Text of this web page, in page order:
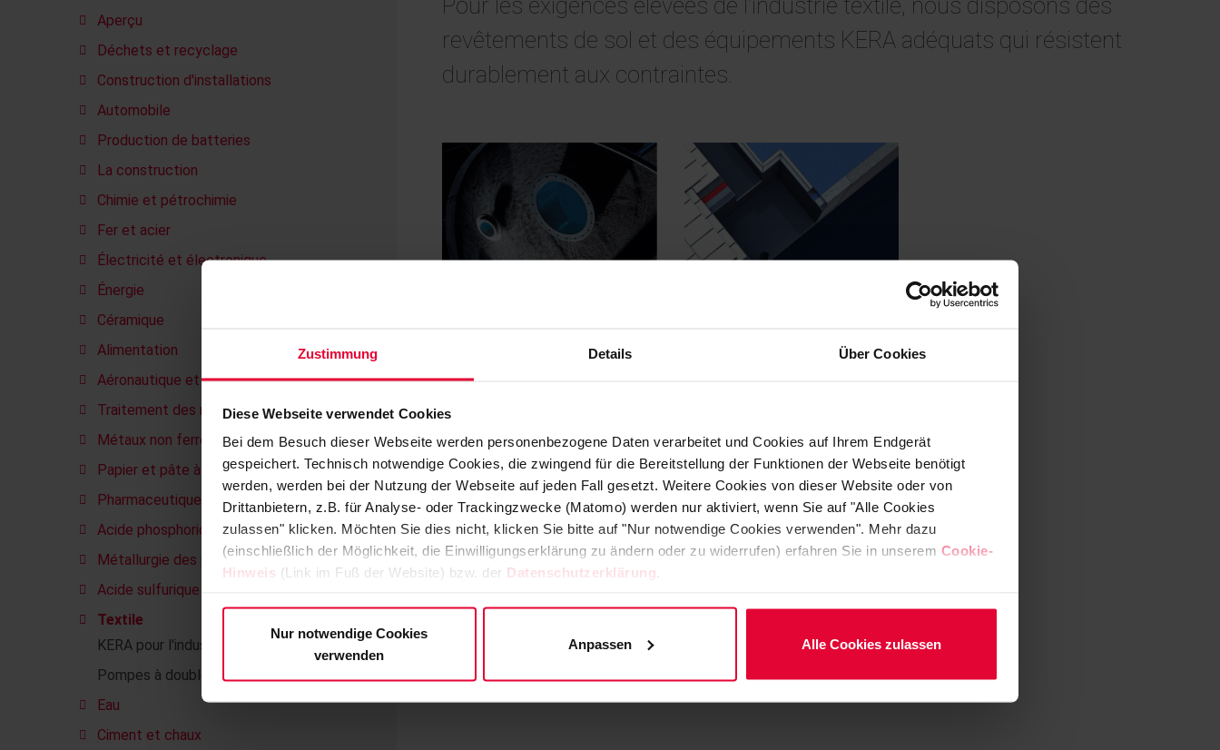
Zustimmung Details Über Cookies
Diese Webseite verwendet Cookies
Bei dem Besuch dieser Webseite werden personenbezogene Daten verarbeitet und Cookies auf Ihrem Endgerät
gespeichert. Technisch notwendige Cookies, die zwingend für die Bereitstellung der Funktionen der Webseite benötigt
werden, werden bei der Nutzung der Webseite auf jeden Fall gesetzt. Weitere Cookies von dieser Website oder von
Drittanbietern, z.B. für Analyse- oder Trackingzwecke (Matomo) werden nur aktiviert, wenn Sie auf "Alle Cookies
zulassen" klicken. Möchten Sie dies nicht, klicken Sie bitte auf "Nur notwendige Cookies verwenden". Mehr dazu
(einschließlich der Möglichkeit, die Einwilligungserklärung zu ändern oder zu widerrufen) erfahren Sie in unserem Cookie-
Hinweis (Link im Fuß der Website) bzw. der Datenschutzerklärung
Nur notwendige Cookies
verwenden
Anpassen Alle Cookies zulassen
Aperçu
Déchets et recyclage
Construction d'installations
Automobile
Production de batteries
La construction
Chimie et pétrochimie
Fer et acier
Électricité et électronique
Énergie
Céramique
Alimentation
Aéronautique et aérospatiale
Traitement des métaux
Métaux non ferreux
Papier et pâte à papier
Pharmaceutique
Acide phosphorique
Métallurgie des poudres
Acide sulfurique
Textile
KERA pour l'industrie textile
Pompes à double paroi
Eau
Ciment et chaux
Pour les exigences élevées de l’industrie textile, nous disposons des
revêtements de sol et des équipements KERA adéquats qui résistent
durablement aux contraintes.